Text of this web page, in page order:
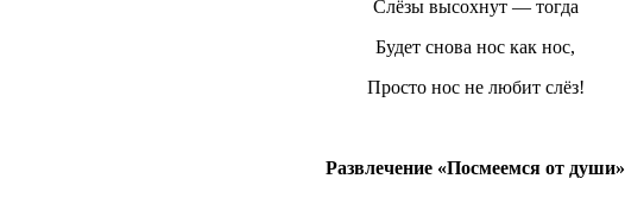
Слёзы высохнут — тогда
Будет снова нос как нос,
Просто нос не любит слёз!
Развлечение «Посмеемся от души»